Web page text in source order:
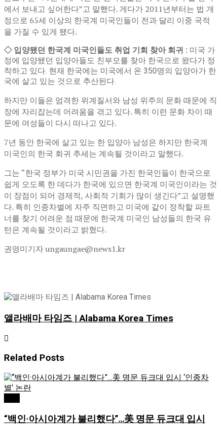
에서 보내고 싶어한다”고 말했다. 게다가 2011년부터는 법 개
정으로 65세 이상의 한국계 미국인들이 전과 달리 이중 국적
을 가질 수 있게 됐다.
◇ 입양됐던 한국계 미국인들도 취업 기회 찾아 회귀 : 미국 가
정에 입양됐던 입양아들도 친부모를 찾아 한국으로 왔다가 정
착하고 있다. 현재 한국에는 미국에서 온 350명의 입양아가 한
국에 살고 있는 것으로 추산된다.
하지만 이들은 엄격한 위계질서와 남성 위주의 문화 때문에 직
장에 자리잡는데 어려움을 겪고 있다. 특히 이런 문화 차이 때
문에 여성들이 다시 떠나고 있다.
7년 동안 한국에 살고 있는 한 입양아 남성은 하지만 한국계
미국인의 한국 회귀 추세는 계속될 것이라고 말했다.
그는 “한국 정부가 미국 시민권을 가진 한국인들이 한국으로
쉽게 오도록 한 데다가 한국에 있으면 한국계 미국인이라는 것
이 장점이 되어 경제적, 사회적 기회가 많이 생긴다”고 설명했
다. 특히 인종차별에 자주 직면하고 미국에 같이 정착할 파트
너를 찾기 어려운 점 때문에 한국계 미국인 남성들의 한국 유
턴은 계속될 것이라고 밝혔다.
권영미기자 ungaungae@news1.kr
앨라배마 타임즈 | Alabama Korea Times
Related Posts
“백인·아시아계가 불리했다”…美 명문 듀크대 입시